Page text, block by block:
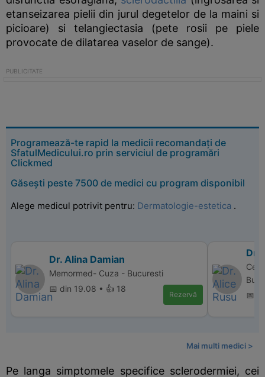
etanseizarea pielii din jurul degetelor de la maini si
picioare) si telangiectasia (pete rosii pe piele
provocate de dilatarea vaselor de sange).
Programează-te rapid la medicii recomandați de
SfatulMedicului.ro prin serviciul de programări
Clickmed
Găsești peste 7500 de medici cu program disponibil
Alege medicul potrivit pentru: Dermatologie-estetica .
Dr. Alina Damian
Memormed- Cuza - Bucuresti
📅 din 19.08 • 👍 18
Rezervă
Dr.
📅
Mai multi medici >
Pe langa simptomele specifice sclerodermiei, cei